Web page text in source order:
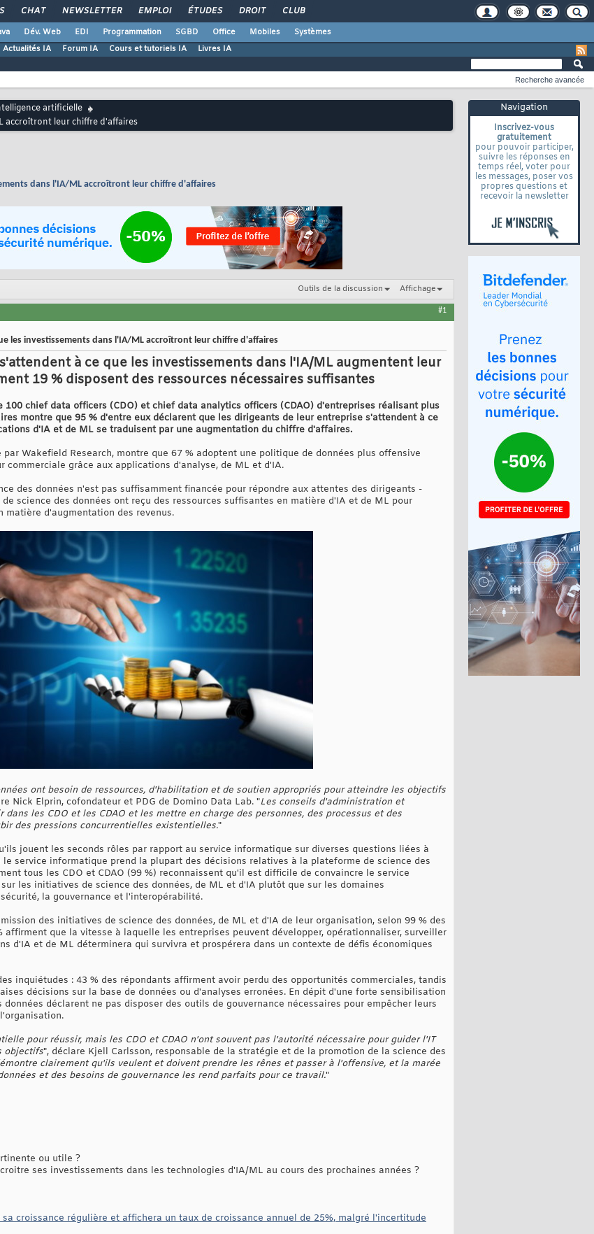
CHAT NEWSLETTER EMPLOI ÉTUDES DROIT CLUB
Dév. Web EDI Programmation SGBD Office Mobiles
Systèmes
Actualités IA
Forum IA Cours et tutoriels IA Livres IA
Navigation
Inscrivez-vous
gratuitement
pour pouvoir participer,
suivre les réponses en
temps réel, voter pour
les messages, poser vos
propres questions et
recevoir la newsletter
Recherche avancée
artificielle
accroîtront leur chiffre d'affaires
dans l'IA/ML accroîtront leur chiffre d'affaires
Outils de la discussion Affichage
#1
les investissements dans l'IA/ML accroîtront leur chiffre d'affaires
à ce que les investissements dans l'IA/ML augmentent leur
19 % disposent des ressources nécessaires suffisantes
100 chief data officers (CDO) et chief data analytics officers (CDAO) d'entreprises réalisant plus
montre que 95 % d'entre eux déclarent que les dirigeants de leur entreprise s'attendent à ce
d'IA et de ML se traduisent par une augmentation du chiffre d'affaires.
Wakefield Research, montre que 67 % adoptent une politique de données plus offensive
commerciale grâce aux applications d'analyse, de ML et d'IA.
des données n'est pas suffisamment financée pour répondre aux attentes des dirigeants -
science des données ont reçu des ressources suffisantes en matière d'IA et de ML pour
matière d'augmentation des revenus.
ont besoin de ressources, d'habilitation et de soutien appropriés pour atteindre les objectifs
Nick Elprin, cofondateur et PDG de Domino Data Lab. "Les conseils d'administration et
les CDO et les CDAO et les mettre en charge des personnes, des processus et des
des pressions concurrentielles existentielles."
jouent les seconds rôles par rapport au service informatique sur diverses questions liées à
service informatique prend la plupart des décisions relatives à la plateforme de science des
tous les CDO et CDAO (99 %) reconnaissent qu'il est difficile de convaincre le service
les initiatives de science des données, de ML et d'IA plutôt que sur les domaines
la gouvernance et l'interopérabilité.
des initiatives de science des données, de ML et d'IA de leur organisation, selon 99 % des
affirment que la vitesse à laquelle les entreprises peuvent développer, opérationnaliser, surveiller
d'IA et de ML déterminera qui survivra et prospérera dans un contexte de défis économiques
inquiétudes : 43 % des répondants affirment avoir perdu des opportunités commerciales, tandis
décisions sur la base de données ou d'analyses erronées. En dépit d'une forte sensibilisation
données déclarent ne pas disposer des outils de gouvernance nécessaires pour empêcher leurs
pour réussir, mais les CDO et CDAO n'ont souvent pas l'autorité nécessaire pour guider l'IT
objectifs", déclare Kjell Carlsson, responsable de la stratégie et de la promotion de la science des
clairement qu'ils veulent et doivent prendre les rênes et passer à l'offensive, et la marée
et des besoins de gouvernance les rend parfaits pour ce travail."
ou utile ?
ses investissements dans les technologies d'IA/ML au cours des prochaines années ?
croissance régulière et affichera un taux de croissance annuel de 25%, malgré l'incertitude